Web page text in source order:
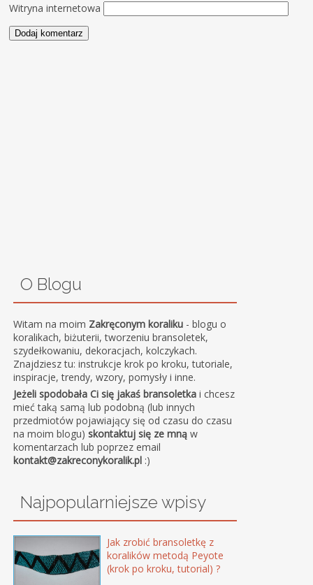
Witryna internetowa
O Blogu
Witam na moim Zakręconym koraliku - blogu o
koralikach, biżuterii, tworzeniu bransoletek,
szydełkowaniu, dekoracjach, kolczykach.
Znajdziesz tu: instrukcje krok po kroku, tutoriale,
inspiracje, trendy, wzory, pomysły i inne.
Jeżeli spodobała Ci się jakaś bransoletka i chcesz
mieć taką samą lub podobną (lub innych
przedmiotów pojawiający się od czasu do czasu
na moim blogu)skontaktuj się ze mną w
komentarzach lub poprzez email
kontakt@zakreconykoralik.pl :)
Najpopularniejsze wpisy
Jak zrobić bransoletkę z
koralików metodą Peyote
(krok po kroku, tutorial) ?